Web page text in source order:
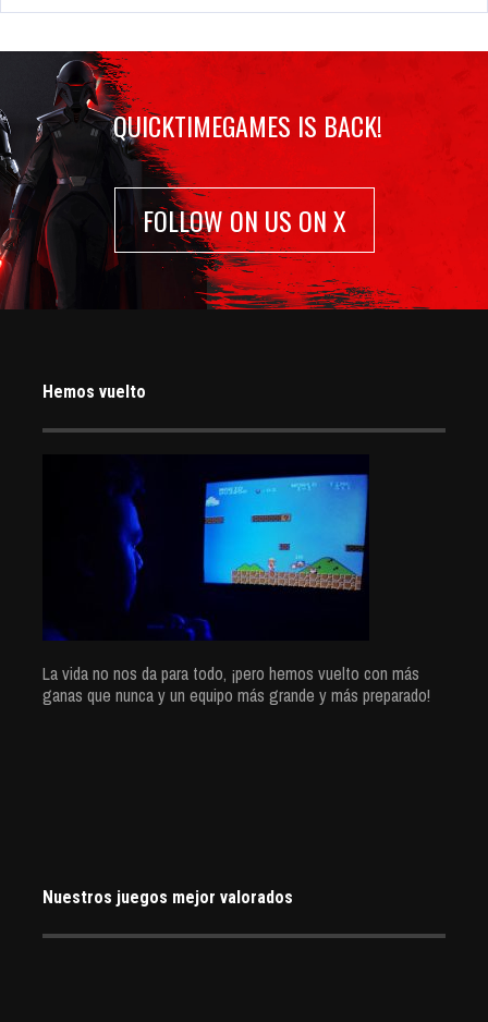
QUICKTIMEGAMES IS BACK!
FOLLOW ON US ON X
Hemos vuelto
La vida no nos da para todo, ¡pero hemos vuelto con más
ganas que nunca y un equipo más grande y más preparado!
Nuestros juegos mejor valorados